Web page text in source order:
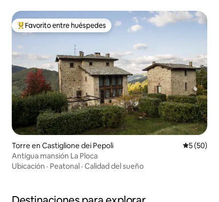
Favorito entre huéspedes preferido
Favorito entre huéspedes
Torre en Castiglione dei Pepoli
5 (50)
Antigua mansión La Ploca
Ubicación · Peatonal · Calidad del sueño